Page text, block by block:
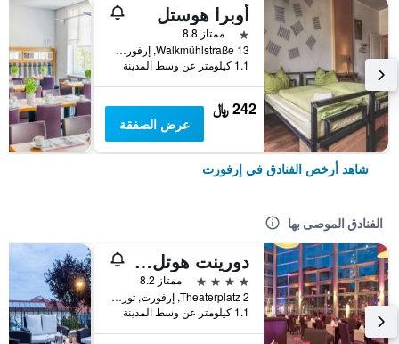
أوبرا هوستل
نجمة واحدة
ممتاز 8.8
Walkmühlstraße 13, إرفورت, تورنغن, ألمانيا
1.1 كيلومتر عن وسط المدينة
242 ﷼
عرض الصفقة
شاهد أرخص الفنادق في إرفورت
الفنادق الموصى بها
دورينت هوتل أم دوم إيرفورت
4 نجوم
ممتاز 8.2
Theaterplatz 2, إرفورت, تورنغن, ألمانيا
1.1 كيلومتر عن وسط المدينة